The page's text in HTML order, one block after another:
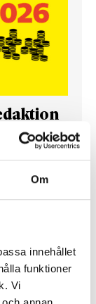
Om
innehållet
funktioner
Vi